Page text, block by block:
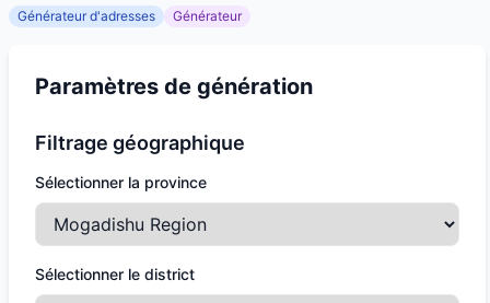
Générateur d'adresses Générateur
Paramètres de génération
Filtrage géographique
Sélectionner la province
Sélectionner le district